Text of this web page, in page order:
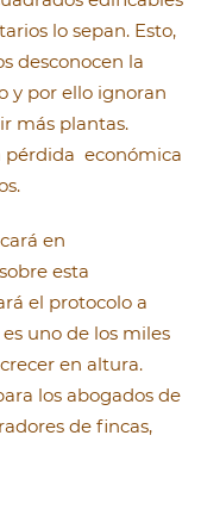
lo sepan. Esto,
desconocen la
y por ello ignoran
más plantas.
pérdida económica
en
esta
el protocolo a
uno de los miles
en altura.
los abogados de
de fincas,